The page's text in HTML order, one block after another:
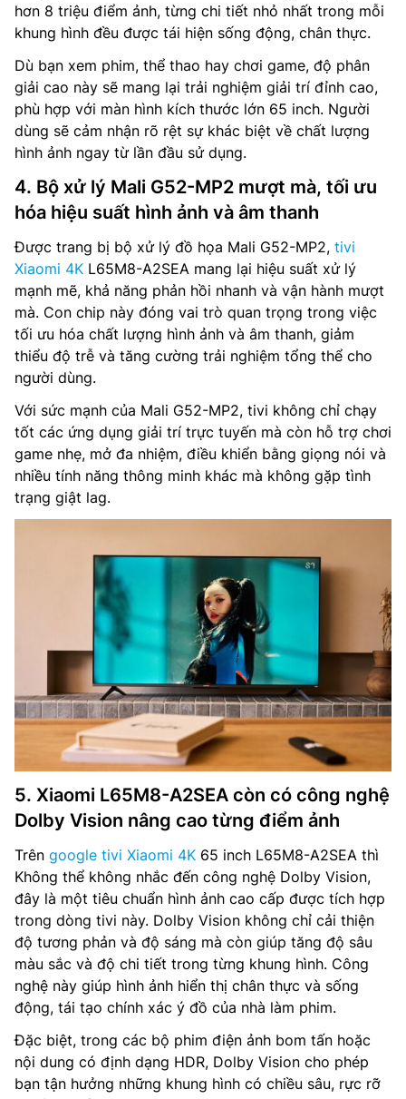
hơn 8 triệu điểm ảnh, từng chi tiết nhỏ nhất trong mỗi
khung hình đều được tái hiện sống động, chân thực.
Dù bạn xem phim, thể thao hay chơi game, độ phân
giải cao này sẽ mang lại trải nghiệm giải trí đỉnh cao,
phù hợp với màn hình kích thước lớn 65 inch. Người
dùng sẽ cảm nhận rõ rệt sự khác biệt về chất lượng
hình ảnh ngay từ lần đầu sử dụng.
4. Bộ xử lý Mali G52-MP2 mượt mà, tối ưu
hóa hiệu suất hình ảnh và âm thanh
Được trang bị bộ xử lý đồ họa Mali G52-MP2, tivi
Xiaomi 4K L65M8-A2SEA mang lại hiệu suất xử lý
mạnh mẽ, khả năng phản hồi nhanh và vận hành mượt
mà. Con chip này đóng vai trò quan trọng trong việc
tối ưu hóa chất lượng hình ảnh và âm thanh, giảm
thiểu độ trễ và tăng cường trải nghiệm tổng thể cho
người dùng.
Với sức mạnh của Mali G52-MP2, tivi không chỉ chạy
tốt các ứng dụng giải trí trực tuyến mà còn hỗ trợ chơi
game nhẹ, mở đa nhiệm, điều khiển bằng giọng nói và
nhiều tính năng thông minh khác mà không gặp tình
trạng giật lag.
5. Xiaomi L65M8-A2SEA còn có công nghệ
Dolby Vision nâng cao từng điểm ảnh
Trên google tivi Xiaomi 4K 65 inch L65M8-A2SEA thì
Không thể không nhắc đến công nghệ Dolby Vision,
đây là một tiêu chuẩn hình ảnh cao cấp được tích hợp
trong dòng tivi này. Dolby Vision không chỉ cải thiện
độ tương phản và độ sáng mà còn giúp tăng độ sâu
màu sắc và độ chi tiết trong từng khung hình. Công
nghệ này giúp hình ảnh hiển thị chân thực và sống
động, tái tạo chính xác ý đồ của nhà làm phim.
Đặc biệt, trong các bộ phim điện ảnh bom tấn hoặc
nội dung có định dạng HDR, Dolby Vision cho phép
bạn tận hưởng những khung hình có chiều sâu, rực rỡ